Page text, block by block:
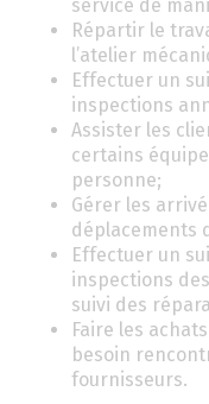
service de
Répartir le
l’atelier
Effectuer un
inspections
Assister les
certains
personne;
Gérer les
déplacements
Effectuer un
inspections
suivi des
Faire les
besoin
fournisseurs.